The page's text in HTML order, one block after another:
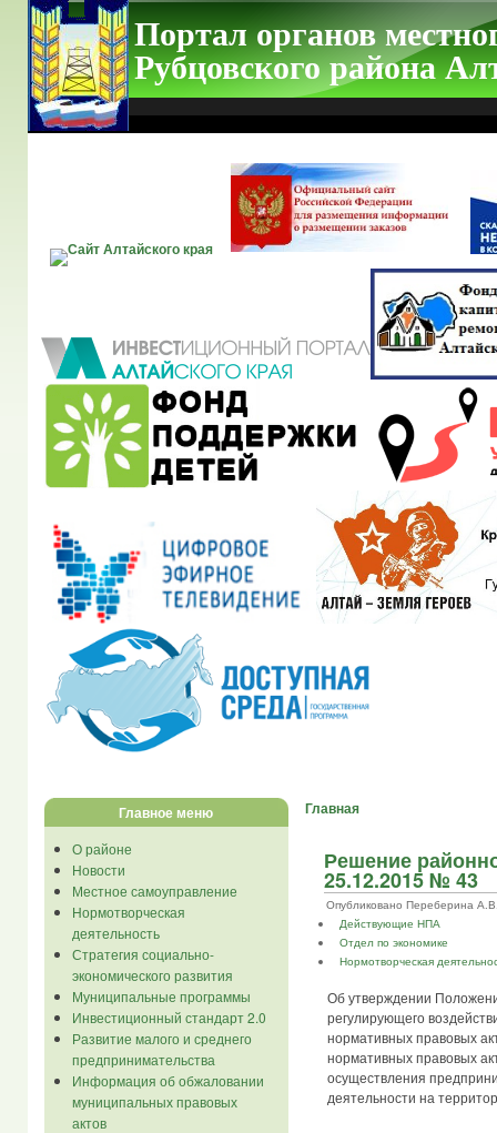
Портал органов
Рубцовского района
Главное меню
О районе
Новости
Местное самоуправление
Нормотворческая
деятельность
Стратегия социально-
экономического развития
Муниципальные программы
Инвестиционный стандарт 2.0
Развитие малого и среднего
предпринимательства
Информация об обжаловании
муниципальных правовых
актов
Главная
Решение
25.12.2015 № 43
Опубликовано Переберина А.В.
Действующие НПА
Отдел по экономике
Нормотворческая
Об утверждении
регулирующего
нормативных правовых
нормативных правовых
осуществления
деятельности на